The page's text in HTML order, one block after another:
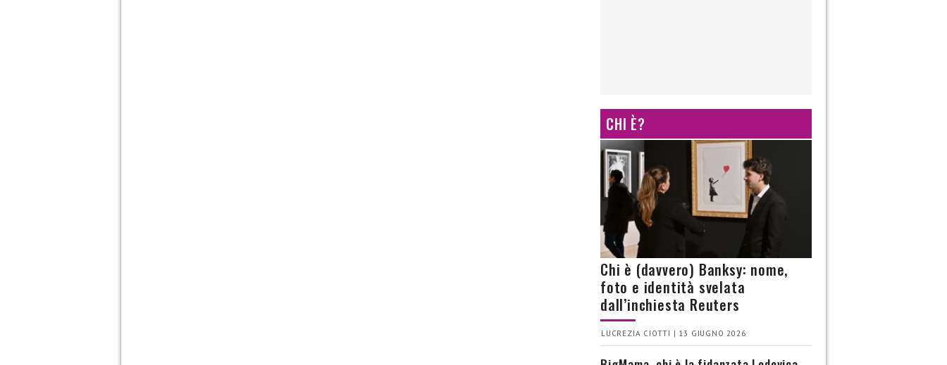
CHI È?
Chi è (davvero) Banksy: nome,
foto e identità svelata
dall’inchiesta Reuters
LUCREZIA CIOTTI | 13 GIUGNO 2026